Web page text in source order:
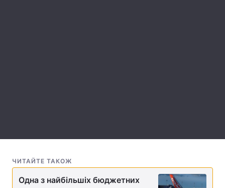
ЧИТАЙТЕ ТАКОЖ
Одна з найбільшіх бюджетних